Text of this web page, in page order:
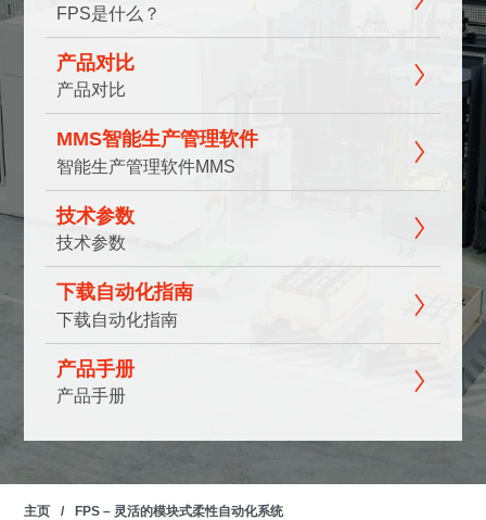
FPS是什么？
产品对比
产品对比
MMS智能生产管理软件
智能生产管理软件MMS
技术参数
技术参数
下载自动化指南
下载自动化指南
产品手册
产品手册
主页 / FPS – 灵活的模块式柔性自动化系统